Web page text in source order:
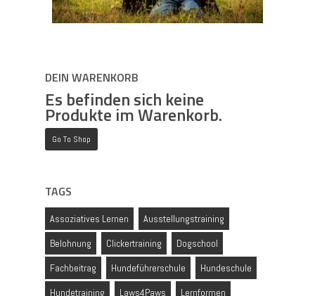
Es befinden
DEIN WARENKORB
Es befinden sich keine
Produkte im Warenkorb.
Go To Shop
TAGS
Assoziatives Lernen
Ausstellungstraining
Belohnung
Clickertraining
Dogschool
Fachbeitrag
Hundeführerschule
Hundeschule
Hundetraining
Laws4Paws
Lernformen